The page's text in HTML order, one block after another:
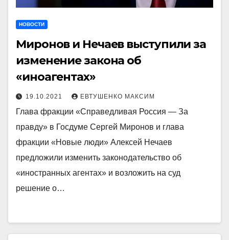
НОВОСТИ
Миронов и Нечаев выступили за
изменение закона об
«иноагентах»
19.10.2021 ЕВТУШЕНКО МАКСИМ
Глава фракции «Справедливая Россия — За
правду» в Госдуме Сергей Миронов и глава
фракции «Новые люди» Алексей Нечаев
предложили изменить законодательство об
«иностранных агентах» и возложить на суд
решение о…